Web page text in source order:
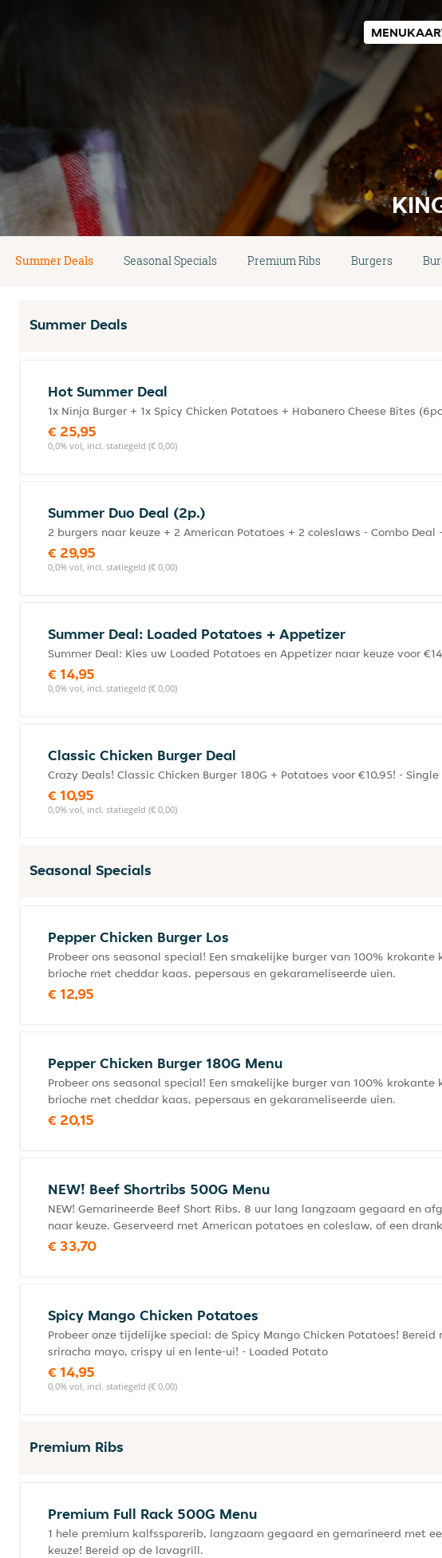
Summer Deals Seasonal Specials Premium Ribs Burgers
Summer Deals
Hot Summer Deal
1x Ninja Burger + 1x Spicy Chicken Potatoes + Habanero Cheese Bites
€ 25,95
0,0% vol, incl. statiegeld (€ 0,00)
Summer Duo Deal (2p.)
2 burgers naar keuze + 2 American Potatoes + 2 coleslaws - Combo Deal
€ 29,95
0,0% vol, incl. statiegeld (€ 0,00)
Summer Deal: Loaded Potatoes + Appetizer
Summer Deal: Kies uw Loaded Potatoes en Appetizer naar keuze voor
€ 14,95
0,0% vol, incl. statiegeld (€ 0,00)
Classic Chicken Burger Deal
Crazy Deals! Classic Chicken Burger 180G + Potatoes voor €10,95! -
€ 10,95
0,0% vol, incl. statiegeld (€ 0,00)
Seasonal Specials
Pepper Chicken Burger Los
Probeer ons seasonal special! Een smakelijke burger van 100%
brioche met cheddar kaas, pepersaus en gekarameliseerde uien.
€ 12,95
Pepper Chicken Burger 180G Menu
Probeer ons seasonal special! Een smakelijke burger van 100%
brioche met cheddar kaas, pepersaus en gekarameliseerde uien.
€ 20,15
NEW! Beef Shortribs 500G Menu
NEW! Gemarineerde Beef Short Ribs, 8 uur lang langzaam gegaard en
naar keuze. Geserveerd met American potatoes en coleslaw, of een
€ 33,70
Spicy Mango Chicken Potatoes
Probeer onze tijdelijke special: de Spicy Mango Chicken Potatoes!
sriracha mayo, crispy ui en lente-ui! - Loaded Potato
€ 14,95
0,0% vol, incl. statiegeld (€ 0,00)
Premium Ribs
Premium Full Rack 500G Menu
1 hele premium kalfssparerib, langzaam gegaard en gemarineerd met
keuze! Bereid op de lavagrill.